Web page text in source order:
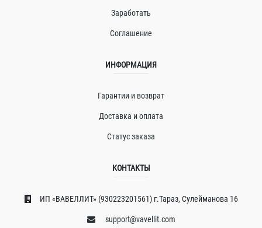
Заработать
Соглашение
ИНФОРМАЦИЯ
Гарантии и возврат
Доставка и оплата
Статус заказа
КОНТАКТЫ
ИП «ВAВЕЛЛИT» (930223201561) г.Тараз, Сулейманова 16
support@vavellit.com